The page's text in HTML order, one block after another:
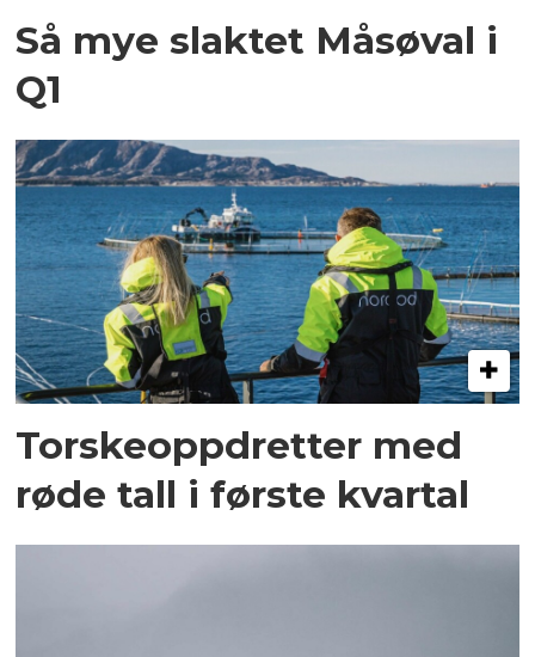
Så mye slaktet Måsøval i
Q1
Torskeoppdretter med
røde tall i første kvartal